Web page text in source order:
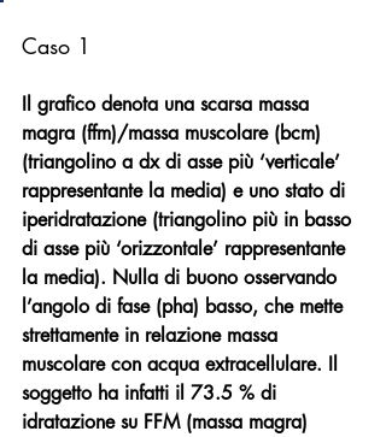
Caso 1
Il grafico denota una scarsa massa
magra (ffm)/massa muscolare (bcm)
(triangolino a dx di asse più ‘verticale’
rappresentante la media) e uno stato di
iperidratazione (triangolino più in basso
di asse più ‘orizzontale’ rappresentante
la media). Nulla di buono osservando
l’angolo di fase (pha) basso, che mette
strettamente in relazione massa
muscolare con acqua extracellulare. Il
soggetto ha infatti il 73.5 % di
idratazione su FFM (massa magra)